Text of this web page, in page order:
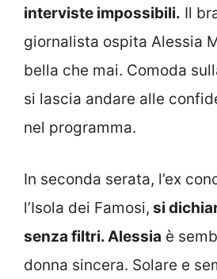
interviste impossibili. Il
giornalista ospita Alessia
bella che mai. Comoda
si lascia andare alle
nel programma.
In seconda serata, l’ex
l’Isola dei Famosi, si
senza filtri. Alessia è
donna sincera. Solare e